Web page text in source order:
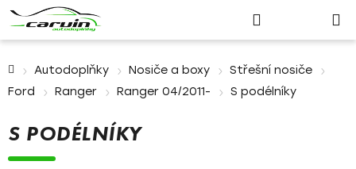
Přihlášení
košík
Autodoplňky Nosiče a boxy
Střešní nosiče
Ford
Ranger Ranger 04/2011- S podélníky
S PODÉLNÍKY